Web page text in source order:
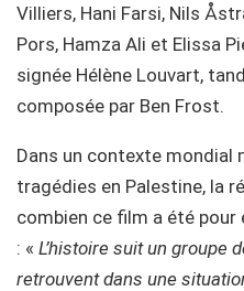
Villiers, Hani Farsi, Nils
Pors, Hamza Ali et Elissa
signée Hélène Louvart,
composée par Ben Frost.
Dans un contexte mondial
tragédies en Palestine, la
combien ce film a été
: « L’histoire suit un groupe
retrouvent dans une